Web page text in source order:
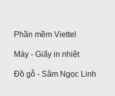
Phần mềm Viettel
Máy - Giấy in nhiệt
Đồ gỗ - Sâm Ngọc Linh